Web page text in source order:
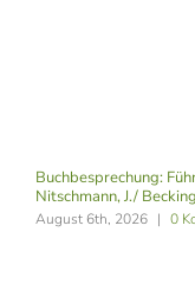
Buchbesprechung:
Nitschmann, J./
August 6th, 2026 | 0